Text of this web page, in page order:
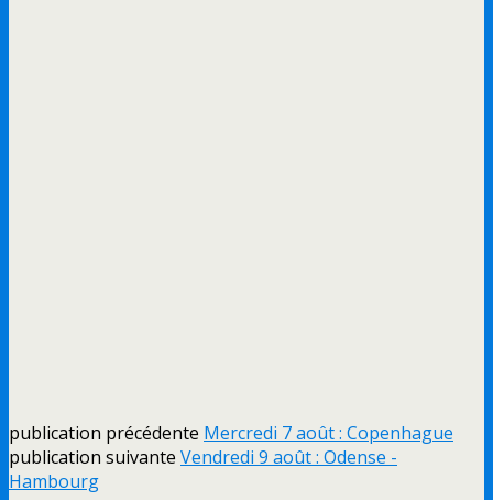
publication précédente Mercredi 7 août : Copenhague
publication suivante Vendredi 9 août : Odense -
Hambourg